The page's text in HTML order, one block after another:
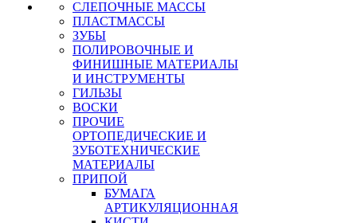
СЛЕПОЧНЫЕ МАССЫ
ПЛАСТМАССЫ
ЗУБЫ
ПОЛИРОВОЧНЫЕ И
ФИНИШНЫЕ МАТЕРИАЛЫ
И ИНСТРУМЕНТЫ
ГИЛЬЗЫ
ВОСКИ
ПРОЧИЕ
ОРТОПЕДИЧЕСКИЕ И
ЗУБОТЕХНИЧЕСКИЕ
МАТЕРИАЛЫ
ПРИПОЙ
БУМАГА
АРТИКУЛЯЦИОННАЯ